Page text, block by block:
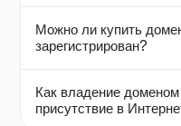
Можно ли купить
зарегистрирован?
Как владение
присутствие в